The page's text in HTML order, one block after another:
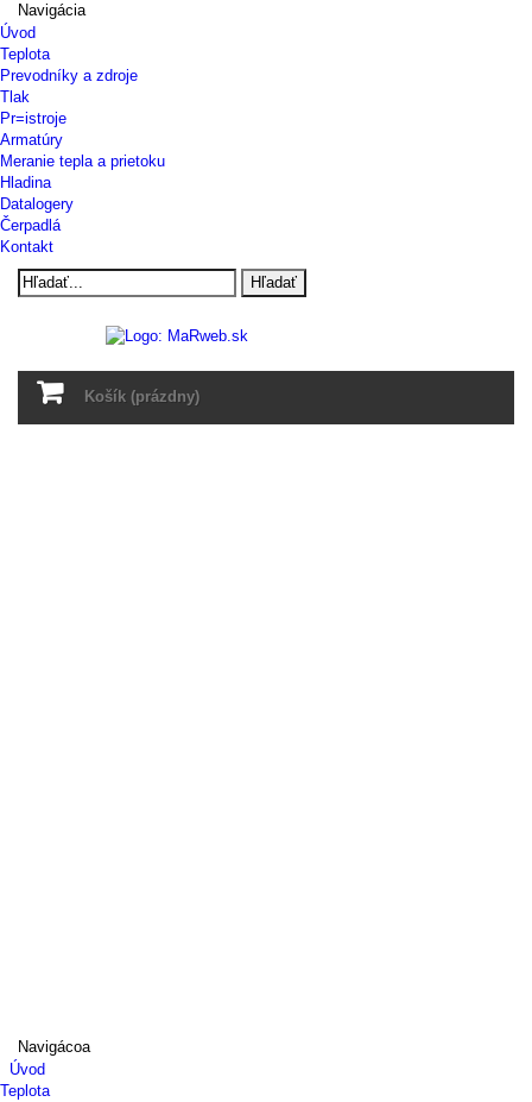
Navigácia
Úvod
Teplota
Prevodníky a zdroje
Tlak
Pr=istroje
Armatúry
Meranie tepla a prietoku
Hladina
Datalogery
Čerpadlá
Kontakt
Hľadať
Košík (prázdny)
Navigácoa
Úvod
Teplota